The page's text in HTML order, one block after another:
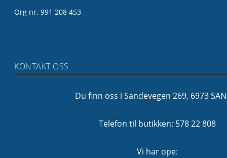
Org nr. 991 208 453
KONTAKT OSS
Du finn oss i Sandevegen 269, 6973
Telefon til butikken: 578 22 808
Vi har ope: